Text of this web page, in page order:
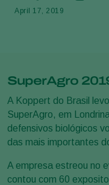
April 17, 2019
SuperAgro
A Koppert do Brasil
SuperAgro, em
defensivos biológicos
das mais importantes
A empresa estreou no
contou com 60